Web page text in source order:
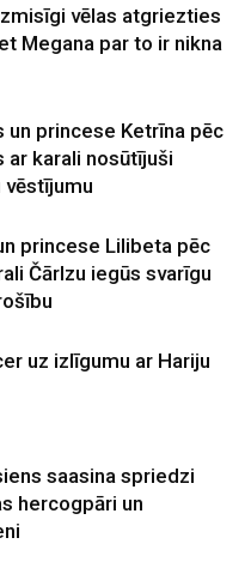
vēlas atgriezties
Megana par to ir nikna
un princese Ketrīna pēc
ar karali nosūtījuši
princese Lilibeta pēc
Čārlzu iegūs svarīgu
uz izlīgumu ar Hariju
saasina spriedzi
hercogpāri un